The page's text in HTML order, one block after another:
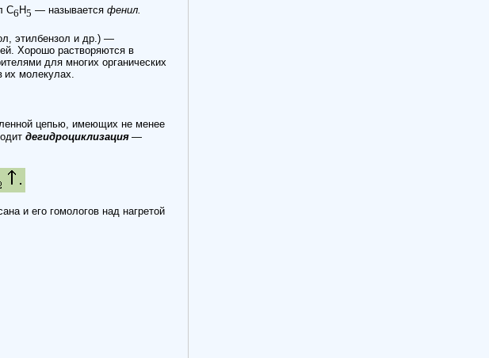
С6 Н5 — называется фенил.
этилбензол и др.) —
Хорошо растворяются в
для многих органических
их молекулах.
цепью, имеющих не менее
дегидроциклизация —
и его гомологов над нагретой